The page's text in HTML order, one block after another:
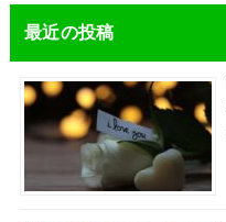
最近の投稿